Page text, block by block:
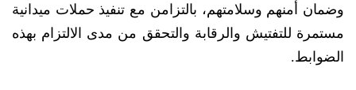
وضمان أمنهم وسلامتهم، بالتزامن مع تنفيذ حملات ميدانية
مستمرة للتفتيش والرقابة والتحقق من مدى الالتزام بهذه
الضوابط.